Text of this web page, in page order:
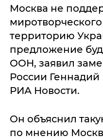
Москва не
территорию
предложение
ООН, заявил
России Геннадий
РИА Новости.
Он объяснил
по мнению